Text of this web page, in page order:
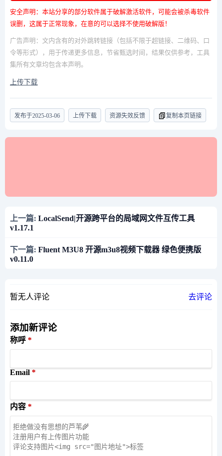
安全声明：本站分享的部分软件属于破解激活软件，可能会被杀毒软件
误删，这属于正常现象，在意的可以选择不使用破解版！
广告声明：文内含有的对外跳转链接（包括不限于超链接、二维码、口
令等形式），用于传递更多信息，节省甄选时间，结果仅供参考，工具
集所有文章均包含本声明。
上传下载
发布于2025-03-06 上传下载 资源失效反馈 复制本页链接
上一篇: LocalSend|开源跨平台的局域网文件互传工具
v1.17.1
下一篇: Fluent M3U8 开源m3u8视频下载器 绿色便携版
v0.11.0
暂无人评论 去评论
添加新评论
称呼
Email
内容